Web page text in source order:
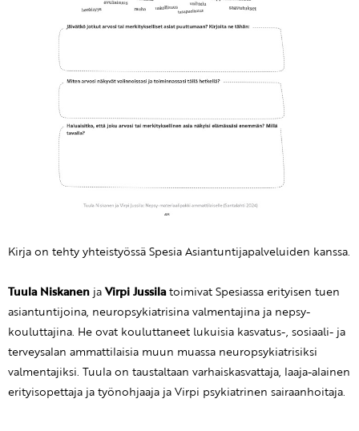
Kirja on tehty yhteistyössä Spesia Asiantuntijapalveluiden kanssa.
Tuula Niskanen ja Virpi Jussilatoimivat Spesiassa erityisen tuen
asiantuntijoina, neuropsykiatrisina valmentajina ja nepsy-
kouluttajina. He ovat kouluttaneet lukuisia kasvatus-, sosiaali- ja
terveysalan ammattilaisia muun muassa neuropsykiatrisiksi
valmentajiksi. Tuula on taustaltaan varhaiskasvattaja, laaja-alainen
erityisopettaja ja työnohjaaja ja Virpi psykiatrinen sairaanhoitaja.